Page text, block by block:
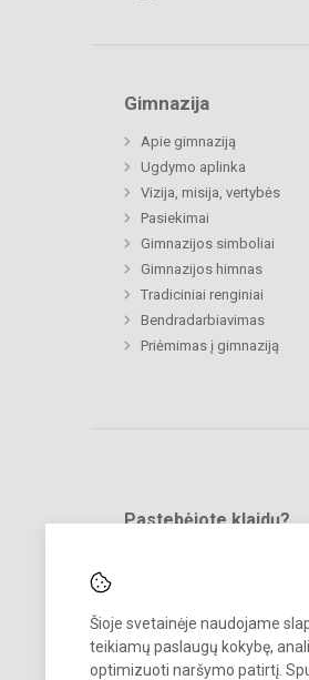
Šioje svetainėje naudojame
teikiamų paslaugų kokybę,
optimizuoti naršymo patirtį.
Gimnazija
Apie gimnaziją
Ugdymo aplinka
Vizija, misija, vertybės
Pasiekimai
Gimnazijos simboliai
Gimnazijos himnas
Tradiciniai renginiai
Bendradarbiavimas
Priėmimas į gimnaziją
Pastebėjote klaidų?